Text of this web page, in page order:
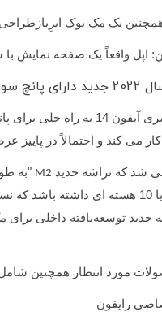
یک مک بوک
واقعاً یک صفحه نمایش با سوراخ
برای پانچ برسد، احتمالاً
کار می کند و احتمالاً در پاییز
شد که تراشه جدید M2 "به
جدید توسعه‌یافته داخلی
مورد انتظار همچنین
رایفون